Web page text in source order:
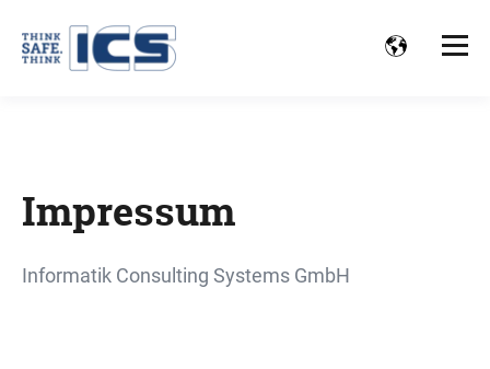
Impressum
Informatik Consulting Systems GmbH